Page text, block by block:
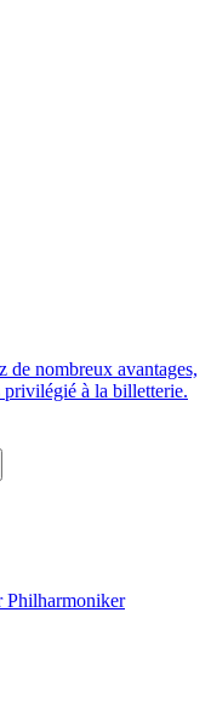
de nombreux avantages,
privilégié à la billetterie.
Philharmoniker